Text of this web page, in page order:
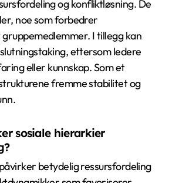
Som et resultat utvikler
tilpasser seg endringer i
atferd.
fordelene knyttet
og konfliktløsning. De
noe som forbedrer
I tillegg kan
ettersom ledere